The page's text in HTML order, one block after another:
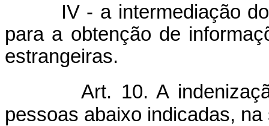
IV - a intermediação
para a obtenção de
estrangeiras.
Art. 10. A
pessoas abaixo indicadas,